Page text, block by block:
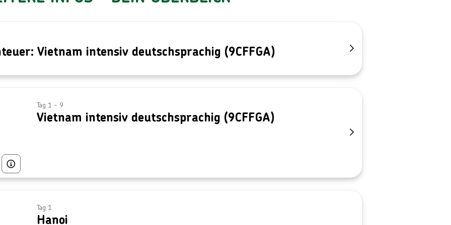
Vietnam intensiv deutschsprachig (9CFFGA)
Bild von © Getty Images/iStockphoto
Tag 1 - 9
Vietnam intensiv deutschsprachig (9CFFGA)
Tag 1
Hanoi